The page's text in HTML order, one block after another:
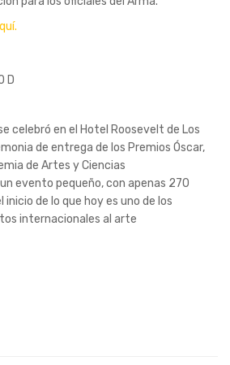
D
celebró en el Hotel Roosevelt de Los
de entrega de los Premios Óscar,
de Artes y Ciencias
evento pequeño, con apenas 270
de lo que hoy es uno de los
internacionales al arte